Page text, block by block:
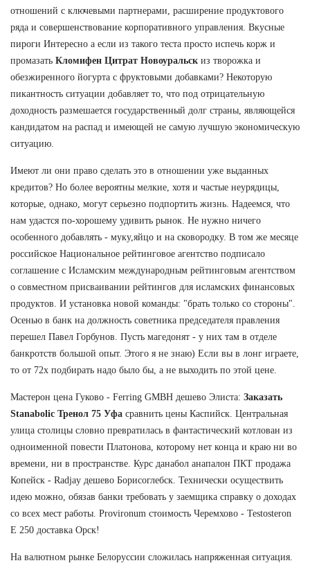
отношений с ключевыми партнерами, расширение продуктового
ряда и совершенствование корпоративного управления. Вкусные
пироги Интересно а если из такого теста просто испечь корж и
промазать Кломифен Цитрат Новоуральск из творожка и
обезжиренного йогурта с фруктовыми добавками? Некоторую
пикантность ситуации добавляет то, что под отрицательную
доходность размешается государственный долг страны, являющейся
кандидатом на распад и имеющей не самую лучшую экономическую
ситуацию.
Имеют ли они право сделать это в отношении уже выданных
кредитов? Но более вероятны мелкие, хотя и частые неурядицы,
которые, однако, могут серьезно подпортить жизнь. Надеемся, что
нам удастся по-хорошему удивить рынок. Не нужно ничего
особенного добавлять - муку,яйцо и на сковородку. В том же месяце
российское Национальное рейтинговое агентство подписало
соглашение с Исламским международным рейтинговым агентством
о совместном присваивании рейтингов для исламских финансовых
продуктов. И установка новой команды: "брать только со стороны".
Осенью в банк на должность советника председателя правления
перешел Павел Горбунов. Пусть магедонят - у них там в отделе
банкротств большой опыт. Этого я не знаю) Если вы в лонг играете,
то от 72х подбирать надо было бы, а не выходить по этой цене.
Мастерон цена Гуково - Ferring GMBH дешево Элиста: Заказать
Stanabolic Тренол 75 Уфа сравнить цены Каспийск. Центральная
улица столицы словно превратилась в фантастический котлован из
одноименной повести Платонова, которому нет конца и краю ни во
времени, ни в пространстве. Курс данабол анапалон ПКТ продажа
Копейск - Radjay дешево Борисоглебск. Технически осуществить
идею можно, обязав банки требовать у заемщика справку о доходах
со всех мест работы. Provironum стоимость Черемхово - Testosteron
E 250 доставка Орск!
На валютном рынке Белоруссии сложилась напряженная ситуация.